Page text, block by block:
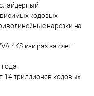
кодовых
нарезки на
4KS как раз за счет
14 триллионов кодовых